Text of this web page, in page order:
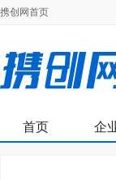
携创网首页
首页 企